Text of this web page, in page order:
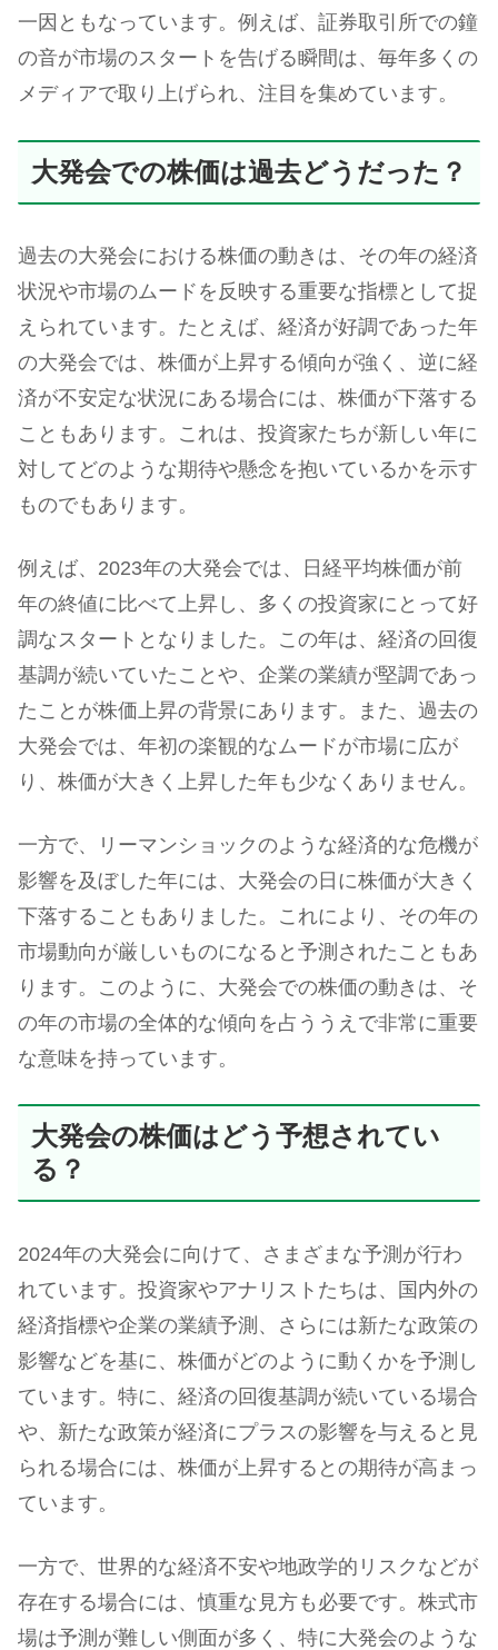
一因ともなっています。例えば、証券取引所での鐘
の音が市場のスタートを告げる瞬間は、毎年多くの
メディアで取り上げられ、注目を集めています。
大発会での株価は過去どうだった？
過去の大発会における株価の動きは、その年の経済
状況や市場のムードを反映する重要な指標として捉
えられています。たとえば、経済が好調であった年
の大発会では、株価が上昇する傾向が強く、逆に経
済が不安定な状況にある場合には、株価が下落する
こともあります。これは、投資家たちが新しい年に
対してどのような期待や懸念を抱いているかを示す
ものでもあります。
例えば、2023年の大発会では、日経平均株価が前
年の終値に比べて上昇し、多くの投資家にとって好
調なスタートとなりました。この年は、経済の回復
基調が続いていたことや、企業の業績が堅調であっ
たことが株価上昇の背景にあります。また、過去の
大発会では、年初の楽観的なムードが市場に広が
り、株価が大きく上昇した年も少なくありません。
一方で、リーマンショックのような経済的な危機が
影響を及ぼした年には、大発会の日に株価が大きく
下落することもありました。これにより、その年の
市場動向が厳しいものになると予測されたこともあ
ります。このように、大発会での株価の動きは、そ
の年の市場の全体的な傾向を占ううえで非常に重要
な意味を持っています。
大発会の株価はどう予想されてい
る？
2024年の大発会に向けて、さまざまな予測が行わ
れています。投資家やアナリストたちは、国内外の
経済指標や企業の業績予測、さらには新たな政策の
影響などを基に、株価がどのように動くかを予測し
ています。特に、経済の回復基調が続いている場合
や、新たな政策が経済にプラスの影響を与えると見
られる場合には、株価が上昇するとの期待が高まっ
ています。
一方で、世界的な経済不安や地政学的リスクなどが
存在する場合には、慎重な見方も必要です。株式市
場は予測が難しい側面が多く、特に大発会のような